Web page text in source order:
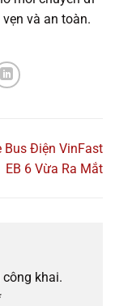
và an toàn.
Bus Điện VinFast
EB 6 Vừa Ra Mắt
khai.